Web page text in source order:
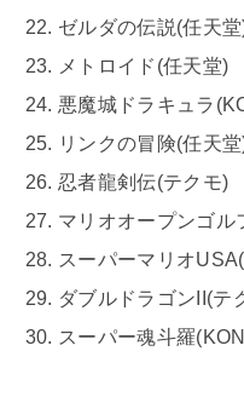
ゼルダの伝説(任天
メトロイド(任天堂)
悪魔城ドラキュラ
リンクの冒険(任天
忍者龍剣伝(テクモ)
マリオオープンゴル
スーパーマリオ
ダブルドラゴンII(テ
スーパー魂斗羅